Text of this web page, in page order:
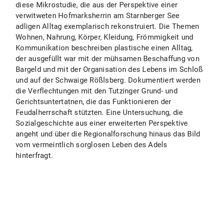
diese Mikrostudie, die aus der Perspektive einer
verwitweten Hofmarksherrin am Starnberger See
adligen Alltag exemplarisch rekonstruiert. Die Themen
Wohnen, Nahrung, Körper, Kleidung, Frömmigkeit und
Kommunikation beschreiben plastische einen Alltag,
der ausgefüllt war mit der mühsamen Beschaffung von
Bargeld und mit der Organisation des Lebens im Schloß
und auf der Schwaige Rößlsberg. Dokumentiert werden
die Verflechtungen mit den Tutzinger Grund- und
Gerichtsuntertatnen, die das Funktionieren der
Feudalherrschaft stützten. Eine Untersuchung, die
Sozialgeschichte aus einer erweiterten Perspektive
angeht und über die Regionalforschung hinaus das Bild
vom vermeintlich sorglosen Leben des Adels
hinterfragt.